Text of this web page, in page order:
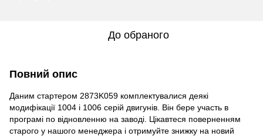
До обраного
Повний опис
Даним стартером 2873K059 комплектувалися деякі
модифікації 1004 і 1006 серій двигунів. Він бере участь в
програмі по відновленню на заводі. Цікавтеся поверненням
старого у нашого менеджера і отримуйте знижку на новий